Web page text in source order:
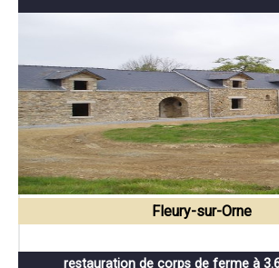
Fleury-sur-Orne
restauration de corps de ferme à